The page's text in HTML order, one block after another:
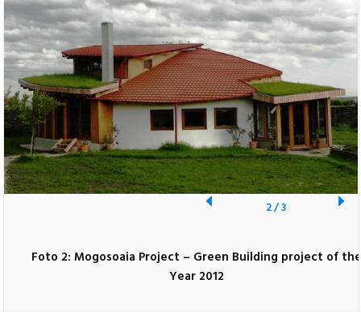
Foto 2: Mogosoaia Project – Green Building project of
Year 2012
2/3